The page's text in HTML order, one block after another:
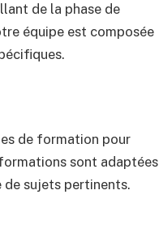
de la phase de
équipe est composée
de formation pour
sont adaptées
sujets pertinents.